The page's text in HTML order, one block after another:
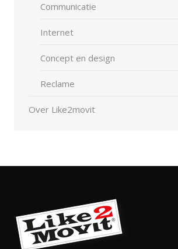
Communicatie
Internet
Concept en design
Reclame
Over Like2movit